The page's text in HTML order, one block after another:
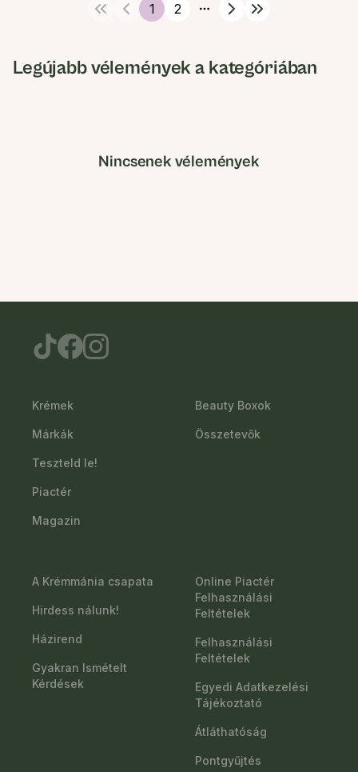
1 2
More pages
Legújabb vélemények a kategóriában
Nincsenek vélemények
Krémek
Márkák
Teszteld le!
Piactér
Magazin
Beauty Boxok
Összetevők
A Krémmánia csapata
Hirdess nálunk!
Házirend
Gyakran Ismételt
Kérdések
Online Piactér
Felhasználási
Feltételek
Felhasználási
Feltételek
Egyedi Adatkezelési
Tájékoztató
Átláthatóság
Pontgyűjtés